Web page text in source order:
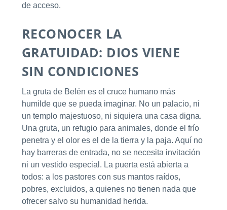
de acceso.
RECONOCER LA
GRATUIDAD: DIOS VIENE
SIN CONDICIONES
La gruta de Belén es el cruce humano más
humilde que se pueda imaginar. No un palacio, ni
un templo majestuoso, ni siquiera una casa digna.
Una gruta, un refugio para animales, donde el frío
penetra y el olor es el de la tierra y la paja. Aquí no
hay barreras de entrada, no se necesita invitación
ni un vestido especial. La puerta está abierta a
todos: a los pastores con sus mantos raídos,
pobres, excluidos, a quienes no tienen nada que
ofrecer salvo su humanidad herida.